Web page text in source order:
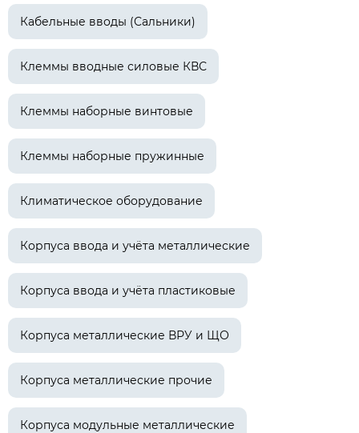
Кабельные вводы (Сальники)
Клеммы вводные силовые КВС
Клеммы наборные винтовые
Клеммы наборные пружинные
Климатическое оборудование
Корпуса ввода и учёта металлические
Корпуса ввода и учёта пластиковые
Корпуса металлические ВРУ и ЩО
Корпуса металлические прочие
Корпуса модульные металлические